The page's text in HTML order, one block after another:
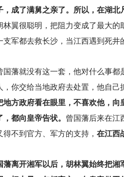
，成了满舅之亲了。所以，在湖北
林翼很聪明，把阻力变成了最大
支军都去救长沙，当江西遇到死
国藩就没有这一套，他对什么事
，你交给当地政府去处置，他自己
地方政府看在眼里，不喜欢他，
，都向皇帝告状。 曾国藩后来在江
得不到官方、军方的支持， 在江西
藩离开湘军以后，胡林翼始终把